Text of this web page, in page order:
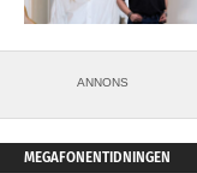
ANNONS
MEGAFONENTIDNINGEN